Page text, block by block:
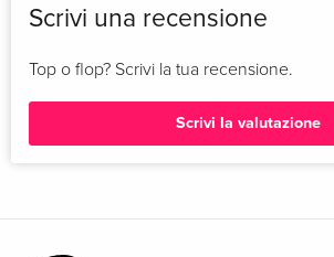
Scrivi una recensione
Top o flop? Scrivi la tua recensione.
Scrivi la valutazione